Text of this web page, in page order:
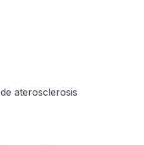
aterosclerosis